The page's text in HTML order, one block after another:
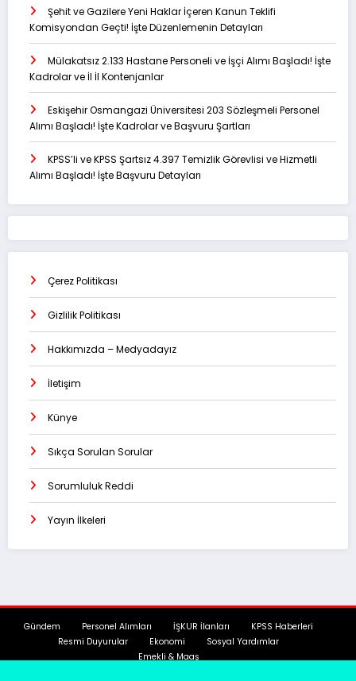
Şehit ve Gazilere Yeni Haklar İçeren Kanun Teklifi
Komisyondan Geçti! İşte Düzenlemenin Detayları
Mülakatsız 2.133 Hastane Personeli ve İşçi Alımı Başladı! İşte
Kadrolar ve İl İl Kontenjanlar
Eskişehir Osmangazi Üniversitesi 203 Sözleşmeli Personel
Alımı Başladı! İşte Kadrolar ve Başvuru Şartları
KPSS’li ve KPSS Şartsız 4.397 Temizlik Görevlisi ve Hizmetli
Alımı Başladı! İşte Başvuru Detayları
Çerez Politikası
Gizlilik Politikası
Hakkımızda – Medyadayız
İletişim
Künye
Sıkça Sorulan Sorular
Sorumluluk Reddi
Yayın İlkeleri
Gündem Personel Alımları İŞKUR İlanları
KPSS Haberleri
Resmi Duyurular
Ekonomi
Sosyal Yardımlar
Emekli & Maaş